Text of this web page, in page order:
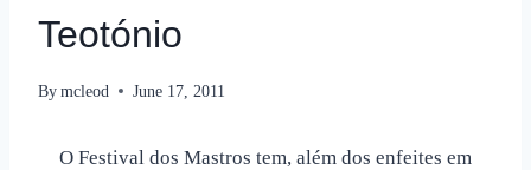
Teotónio
By mcleod June 17, 2011
O Festival dos Mastros tem, além dos enfeites em